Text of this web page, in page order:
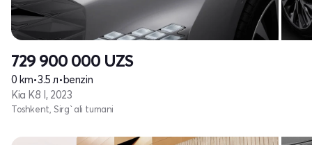
729 900 000 UZS
0 km•3.5 л•benzin
Kia K8 I, 2023
Toshkent, Sirg`ali tumani